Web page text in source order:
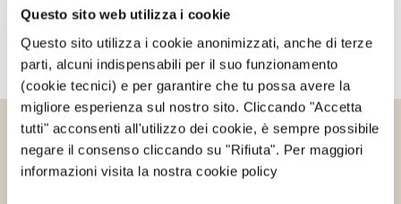
Questo sito web utilizza i cookie
Questo sito utilizza i cookie anonimizzati, anche di terze
parti, alcuni indispensabili per il suo funzionamento
(cookie tecnici) e per garantire che tu possa avere la
migliore esperienza sul nostro sito. Cliccando "Accetta
tutti" acconsenti all'utilizzo dei cookie, è sempre possibile
negare il consenso cliccando su "Rifiuta". Per maggiori
informazioni visita la nostra cookie policy
Altri articoli che potrebbero
interessarti